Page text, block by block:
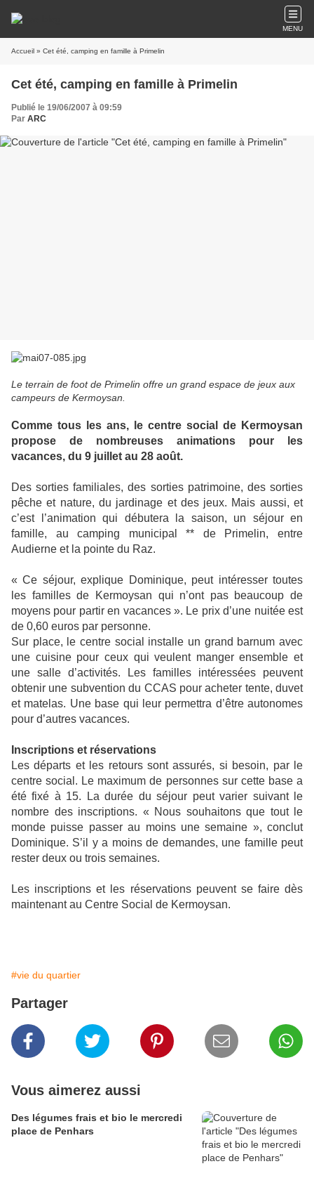
MENU
Accueil » Cet été, camping en famille à Primelin
Cet été, camping en famille à Primelin
Publié le 19/06/2007 à 09:59
Par ARC
Le terrain de foot de Primelin offre un grand espace de jeux aux
campeurs de Kermoysan.
Comme tous les ans, le centre social de Kermoysan
propose de nombreuses animations pour les
vacances, du 9 juillet au 28 août.
Des sorties familiales, des sorties patrimoine, des sorties
pêche et nature, du jardinage et des jeux. Mais aussi, et
c’est l’animation qui débutera la saison, un séjour en
famille, au camping municipal ** de Primelin, entre
Audierne et la pointe du Raz.
« Ce séjour, explique Dominique, peut intéresser toutes
les familles de Kermoysan qui n’ont pas beaucoup de
moyens pour partir en vacances ». Le prix d’une nuitée est
de 0,60 euros par personne.
Sur place, le centre social installe un grand barnum avec
une cuisine pour ceux qui veulent manger ensemble et
une salle d’activités. Les familles intéressées peuvent
obtenir une subvention du CCAS pour acheter tente, duvet
et matelas. Une base qui leur permettra d’être autonomes
pour d’autres vacances.
Inscriptions et réservations
Les départs et les retours sont assurés, si besoin, par le
centre social. Le maximum de personnes sur cette base a
été fixé à 15. La durée du séjour peut varier suivant le
nombre des inscriptions. « Nous souhaitons que tout le
monde puisse passer au moins une semaine », conclut
Dominique. S’il y a moins de demandes, une famille peut
rester deux ou trois semaines.
Les inscriptions et les réservations peuvent se faire dès
maintenant au Centre Social de Kermoysan.
#vie du quartier
Partager
Vous aimerez aussi
Des légumes frais et bio le mercredi
place de Penhars